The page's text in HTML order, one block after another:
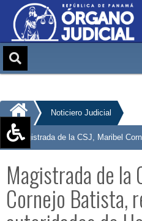
Aumentar texto (+)
Reducir texto (-)
Restablecer texto
Escala de Brillo
Noticiero Judicial
Magistrada de la CSJ, Maribel
Magistrada de la
Cornejo Batista,